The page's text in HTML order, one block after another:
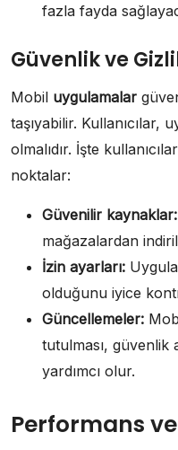
fazla fayda
Güvenlik ve
Mobil uygulamalar
taşıyabilir. Kullanıcılar,
olmalıdır. İşte
noktalar:
Güvenilir kaynaklar:
mağazalardan
İzin ayarları:
olduğunu iyice
Güncellemeler:
tutulması, güvenlik
yardımcı olur.
Performans